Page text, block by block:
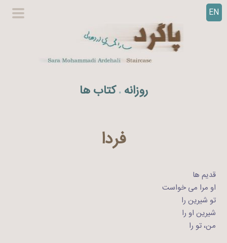
EN
روزانه . کتاب ها
فردا
قدیم ها
او مرا می خواست
تو شیرین را
شیرین او را
من، تو را